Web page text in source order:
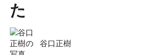
た
谷口正樹